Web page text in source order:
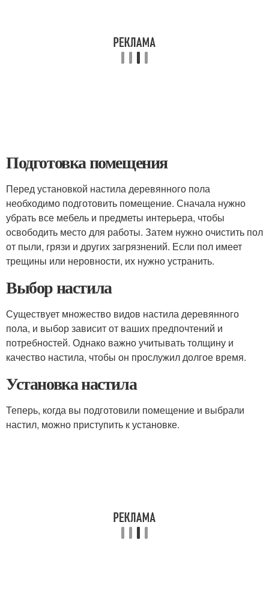
Подготовка помещения
Перед установкой настила деревянного пола
необходимо подготовить помещение. Сначала нужно
убрать все мебель и предметы интерьера, чтобы
освободить место для работы. Затем нужно очистить пол
от пыли, грязи и других загрязнений. Если пол имеет
трещины или неровности, их нужно устранить.
Выбор настила
Существует множество видов настила деревянного
пола, и выбор зависит от ваших предпочтений и
потребностей. Однако важно учитывать толщину и
качество настила, чтобы он прослужил долгое время.
Установка настила
Теперь, когда вы подготовили помещение и выбрали
настил, можно приступить к установке.